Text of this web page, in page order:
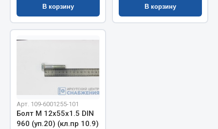
Выключатель массы
Изолента
Показать ещё
Весь раздел
Запчасти на полуприцепы
Амортизаторы для полуприцепов
В корзину В корзину
Арт. 109-6001255-101
Болт М 12х55х1.5 DIN
960 (уп.20) (кл.пр 10.9)